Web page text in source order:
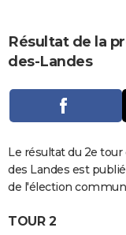
CARTE DE VOEUX
Dictionnaire
Biographies
Expressions
Proverbes
PROGRAMME TV
S'inscrire
Se connecter
Lycées
Collèges
Primaires
Universités
Entreprises
Service militaire
Avis de recherche
AVIS DE DÉCÈS
Résultat de la
des-Landes
Le résultat du 2e
des Landes est
de l'élection
TOUR 2